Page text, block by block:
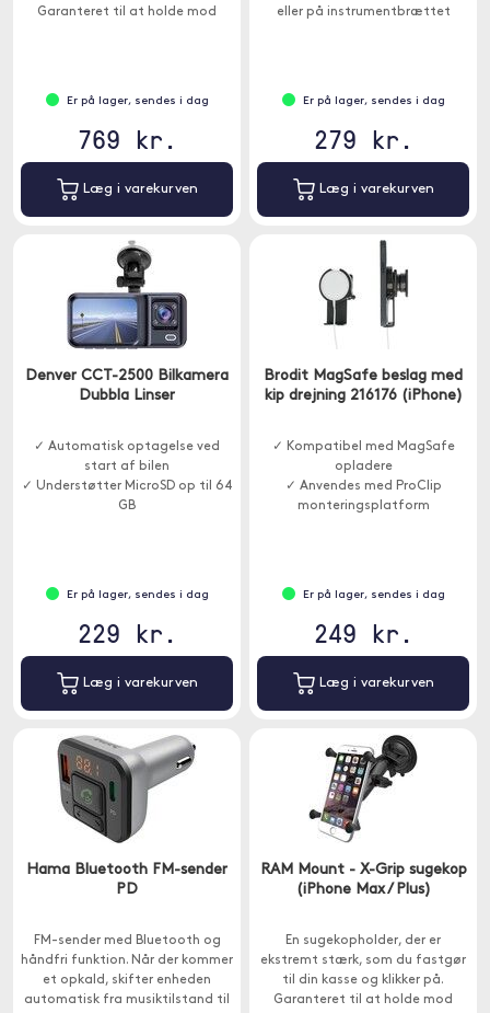
Garanteret til at holde mod
Er på lager, sendes i dag
769 kr.
Læg i varekurven
eller på instrumentbrættet
Er på lager, sendes i dag
279 kr.
Læg i varekurven
Denver CCT-2500 Bilkamera
Dubbla Linser
✓ Automatisk optagelse ved
start af bilen
✓ Understøtter MicroSD op til 64
GB
Er på lager, sendes i dag
229 kr.
Læg i varekurven
Brodit MagSafe beslag med
kip drejning 216176 (iPhone)
✓ Kompatibel med MagSafe
opladere
✓ Anvendes med ProClip
monteringsplatform
Er på lager, sendes i dag
249 kr.
Læg i varekurven
Hama Bluetooth FM-sender
PD
FM-sender med Bluetooth og
håndfri funktion. Når der kommer
et opkald, skifter enheden
automatisk fra musiktilstand til
RAM Mount - X-Grip sugekop
(iPhone Max / Plus)
En sugekopholder, der er
ekstremt stærk, som du fastgør
til din kasse og klikker på.
Garanteret til at holde mod